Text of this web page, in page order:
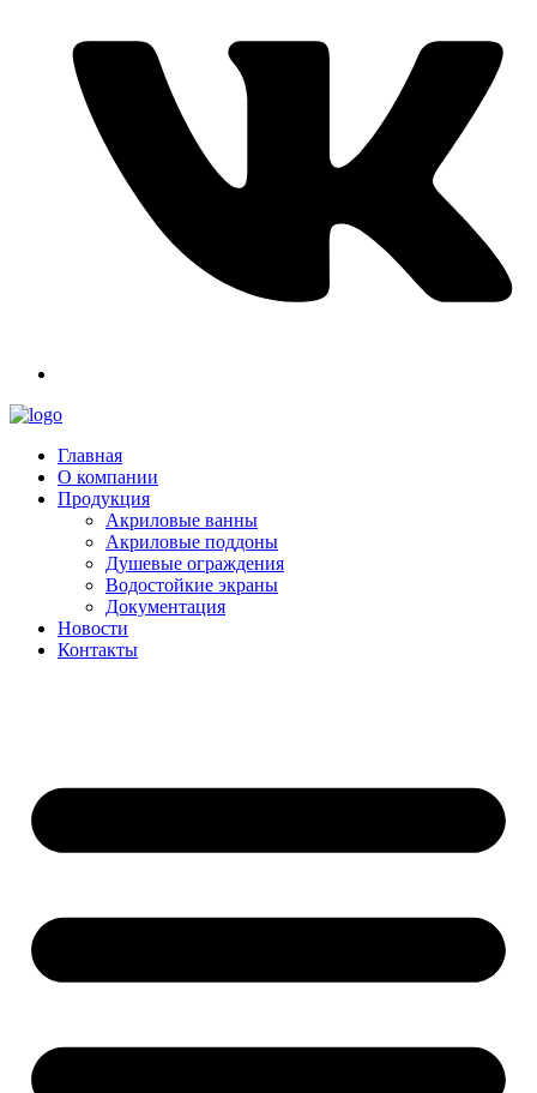
Главная
О компании
Продукция
Акриловые ванны
Акриловые поддоны
Душевые ограждения
Водостойкие экраны
Документация
Новости
Контакты